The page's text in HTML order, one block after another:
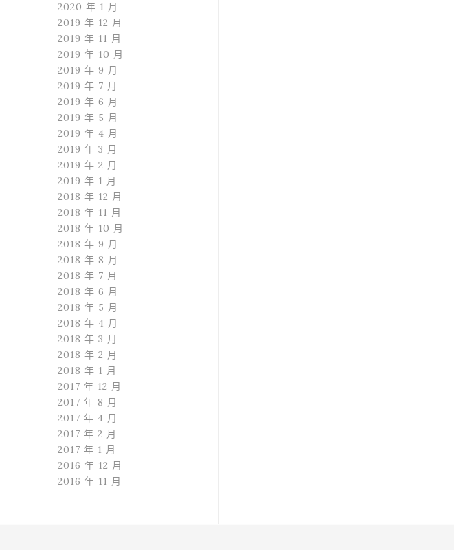
2020 年 1 月
2019 年 12 月
2019 年 11 月
2019 年 10 月
2019 年 9 月
2019 年 7 月
2019 年 6 月
2019 年 5 月
2019 年 4 月
2019 年 3 月
2019 年 2 月
2019 年 1 月
2018 年 12 月
2018 年 11 月
2018 年 10 月
2018 年 9 月
2018 年 8 月
2018 年 7 月
2018 年 6 月
2018 年 5 月
2018 年 4 月
2018 年 3 月
2018 年 2 月
2018 年 1 月
2017 年 12 月
2017 年 8 月
2017 年 4 月
2017 年 2 月
2017 年 1 月
2016 年 12 月
2016 年 11 月